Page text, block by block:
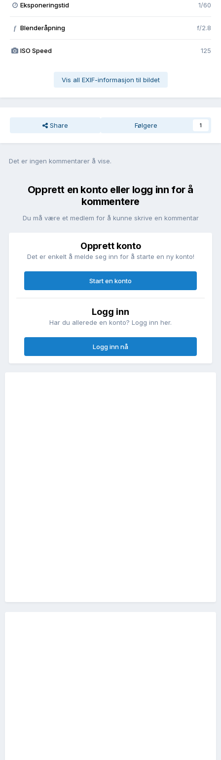
Eksponeringstid 1/60
f Blenderåpning f/2.8
ISO Speed 125
Vis all EXIF-informasjon til bildet
Share Følgere 1
Det er ingen kommentarer å vise.
Opprett en konto eller logg inn for å
kommentere
Du må være et medlem for å kunne skrive en kommentar
Opprett konto
Det er enkelt å melde seg inn for å starte en ny konto!
Start en konto
Logg inn
Har du allerede en konto? Logg inn her.
Logg inn nå